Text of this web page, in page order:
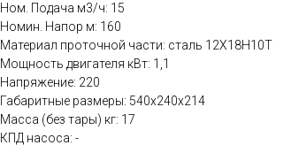
Ном. Подача м3/ч: 15
Номин. Напор м: 160
Материал проточной части: сталь 12Х18Н10Т
Мощность двигателя кВт: 1,1
Напряжение: 220
Габаритные размеры: 540х240х214
Масса (без тары) кг: 17
КПД насоса: -